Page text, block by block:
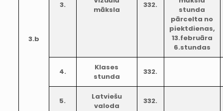
3.b
3.
māksla
332.
stunda
pārcelta no
piektdienas,
13.februāra
6.stundas
4.
Klases
stunda
332.
5.
Latviešu
valoda
332.